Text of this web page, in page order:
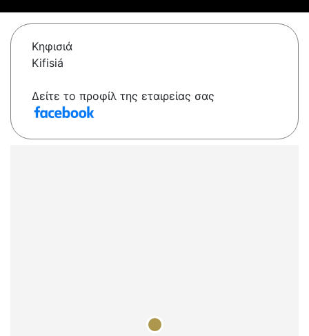
Κηφισιά
Kifisiá
Δείτε το προφίλ της εταιρείας σας